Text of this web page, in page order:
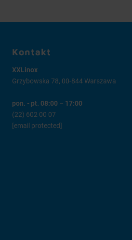
Kontakt
XXLinox
Grzybowska 78, 00-844 Warszawa
pon. - pt. 08:00 – 17:00
(22) 602 00 07
[email protected]